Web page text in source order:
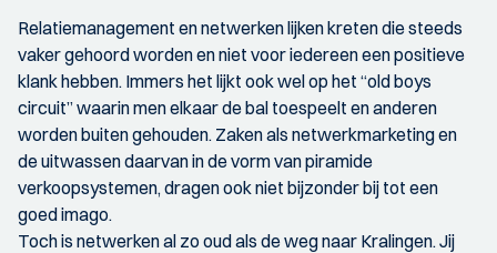
Relatiemanagement en netwerken lijken kreten die steeds
vaker gehoord worden en niet voor iedereen een positieve
klank hebben. Immers het lijkt ook wel op het “old boys
circuit” waarin men elkaar de bal toespeelt en anderen
worden buiten gehouden. Zaken als netwerkmarketing en
de uitwassen daarvan in de vorm van piramide
verkoopsystemen, dragen ook niet bijzonder bij tot een
goed imago.
Toch is netwerken al zo oud als de weg naar Kralingen. Jij